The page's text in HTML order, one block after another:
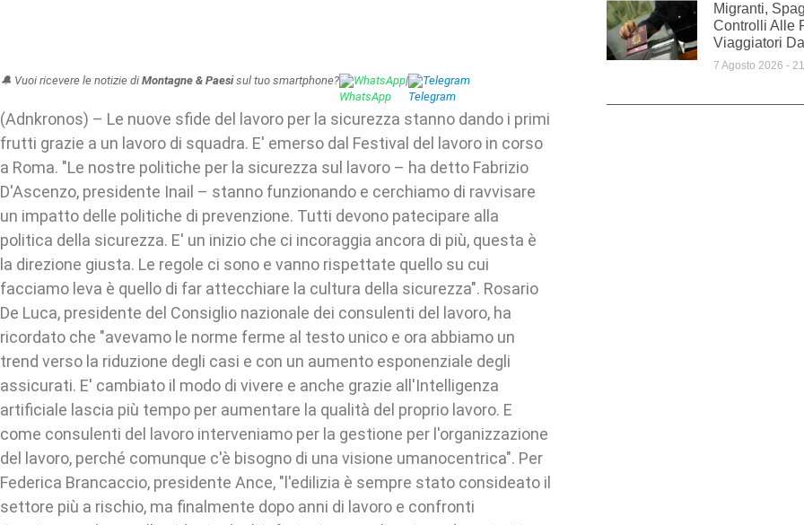
🔔 Vuoi ricevere le notizie di Montagne & Paesisul tuo smartphone? WhatsApp| Telegram
(Adnkronos) – Le nuove sfide del lavoro per la sicurezza stanno dando i primi
frutti grazie a un lavoro di squadra. E' emerso dal Festival del lavoro in corso
a Roma. "Le nostre politiche per la sicurezza sul lavoro – ha detto Fabrizio
D'Ascenzo, presidente Inail – stanno funzionando e cerchiamo di ravvisare
un impatto delle politiche di prevenzione. Tutti devono patecipare alla
politica della sicurezza. E' un inizio che ci incoraggia ancora di più, questa è
la direzione giusta. Le regole ci sono e vanno rispettate quello su cui
facciamo leva è quello di far attecchiare la cultura della sicurezza". Rosario
De Luca, presidente del Consiglio nazionale dei consulenti del lavoro, ha
ricordato che "avevamo le norme ferme al testo unico e ora abbiamo un
trend verso la riduzione degli casi e con un aumento esponenziale degli
assicurati. E' cambiato il modo di vivere e anche grazie all'Intelligenza
artificiale lascia più tempo per aumentare la qualità del proprio lavoro. E
come consulenti del lavoro interveniamo per la gestione per l'organizzazione
del lavoro, perché comunque c'è bisogno di una visione umanocentrica". Per
Federica Brancaccio, presidente Ance, "l'edilizia è sempre stato consideato il
settore più a rischio, ma finalmente dopo anni di lavoro e confronti
Migranti,
Controlli Alle
Viaggiatori
7 Agosto 2026